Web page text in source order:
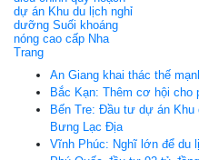
dự án Khu du lịch nghỉ
dưỡng Suối khoáng
nóng cao cấp Nha
Trang
An Giang khai thác thế
Bắc Kạn: Thêm cơ hội cho
Bến Tre: Ðầu tư dự án
Bưng Lạc Ðịa
Vĩnh Phúc: Nghĩ lớn để du